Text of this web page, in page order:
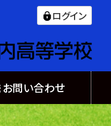
ログイン
お問い合わせ